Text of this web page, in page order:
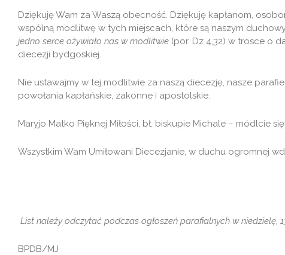
Dziękuję Wam za Waszą obecność. Dziękuję kapłanom,
wspólną modlitwę w tych miejscach, które są naszym
jedno serce ożywiało nas w modlitwie (por. Dz 4,32) w trosce o
diecezji bydgoskiej.
Nie ustawajmy w tej modlitwie za naszą diecezję, nasze
powołania kapłańskie, zakonne i apostolskie.
Maryjo Matko Pięknej Miłości, bł. biskupie Michale – módlcie
Wszystkim Wam Umiłowani Diecezjanie, w duchu ogromnej
List należy odczytać podczas ogłoszeń parafialnych w niedzielę,
BPDB/MJ